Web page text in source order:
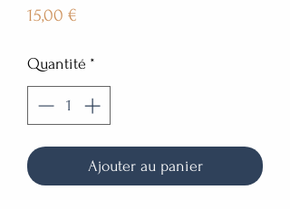
15,00 €
Quantité *
Ajouter au panier